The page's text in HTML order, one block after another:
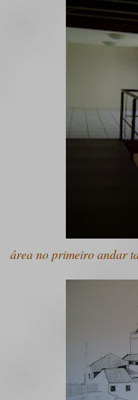
área no primeiro andar